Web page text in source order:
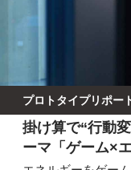
プロトタイプリポー
掛け算で“行動
ーマ「ゲーム×